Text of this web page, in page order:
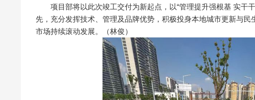
项目部将以此次竣工交付为新起点，以“管理提升强根基 实干
先，充分发挥技术、管理及品牌优势，积极投身本地城市更新与
市场持续滚动发展。（林俊）